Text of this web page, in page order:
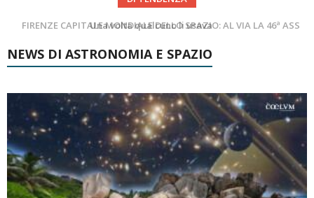
FIRENZE CAPITALE MONDIALE DELLO SPAZIO: AL VIA LA 46ª ASSEMBLEA SCIENTIFICA DEL COSPAR
Cielo del Mese di Agosto 2026
NEWS DI ASTRONOMIA E SPAZIO